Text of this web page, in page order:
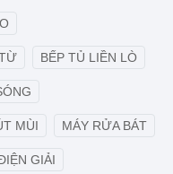
BẾP TỦ LIỀN LÒ
MÙI MÁY RỬA BÁT
GIẢI